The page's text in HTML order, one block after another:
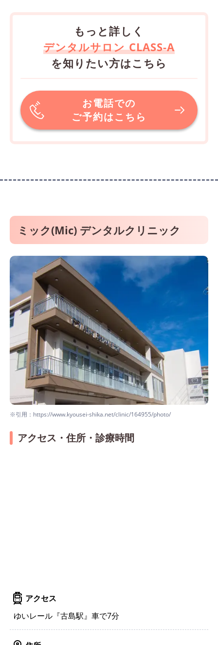
もっと詳しく
デンタルサロン CLASS-A
を知りたい方はこちら
お電話での
ご予約はこちら
ミック(Mic) デンタルクリニック
※引用：https://www.kyousei-shika.net/clinic/164955/photo/
アクセス・住所・診療時間
アクセス
ゆいレール『古島駅』車で7分